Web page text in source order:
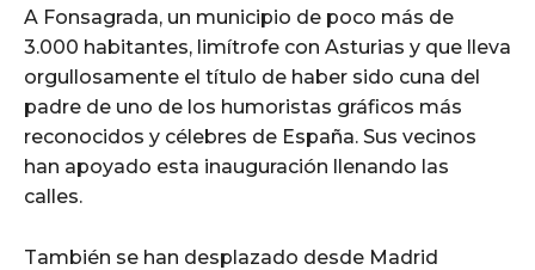
A Fonsagrada, un municipio de poco más de
3.000 habitantes, limítrofe con Asturias y que lleva
orgullosamente el título de haber sido cuna del
padre de uno de los humoristas gráficos más
reconocidos y célebres de España. Sus vecinos
han apoyado esta inauguración llenando las
calles.
También se han desplazado desde Madrid